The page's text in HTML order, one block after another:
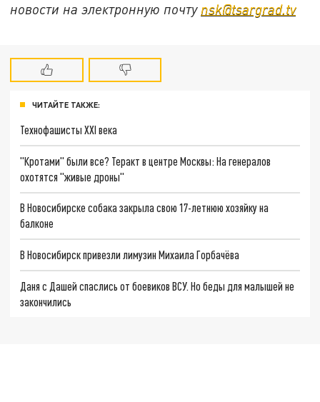
новости на электронную почту nsk@tsargrad.tv
ЧИТАЙТЕ ТАКЖЕ:
Технофашисты XXI века
"Кротами" были все? Теракт в центре Москвы: На генералов
охотятся "живые дроны"
В Новосибирске собака закрыла свою 17-летнюю хозяйку на
балконе
В Новосибирск привезли лимузин Михаила Горбачёва
Даня с Дашей спаслись от боевиков ВСУ. Но беды для малышей не
закончились